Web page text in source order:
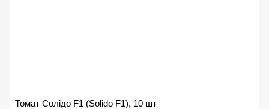
Томат Солідо F1 (Solido F1), 10 шт